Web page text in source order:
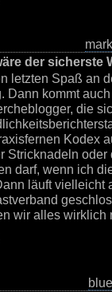
der sicherste
letzten Spaß an
Dann kommt
die
Kodex
Stricknadeln
darf, wenn ich
läuft vielleicht
wir alles wirklich